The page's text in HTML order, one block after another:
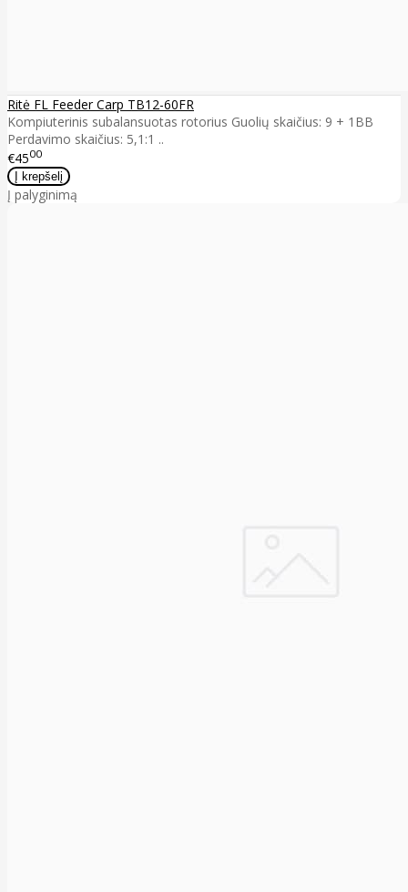
Ritė FL Feeder Carp TB12-60FR
Kompiuterinis subalansuotas rotorius Guolių skaičius: 9 + 1BB
Perdavimo skaičius: 5,1:1 ..
€4500
Į palyginimą